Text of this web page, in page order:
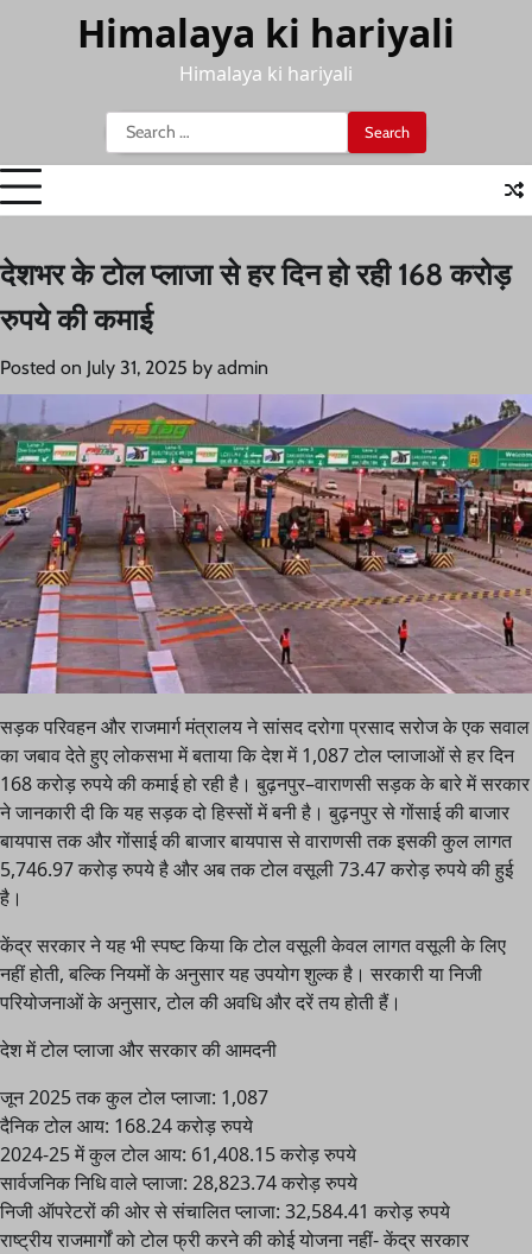
Himalaya ki hariyali
Himalaya ki hariyali
Search
for:
देशभर के टोल प्लाजा से हर दिन हो रही 168 करोड़
रुपये की कमाई
Posted on July 31, 2025 by admin
सड़क परिवहन और राजमार्ग मंत्रालय ने सांसद दरोगा प्रसाद सरोज के एक सवाल
का जबाव देते हुए लोकसभा में बताया कि देश में 1,087 टोल प्लाजाओं से हर दिन
168 करोड़ रुपये की कमाई हो रही है। बुढ़नपुर–वाराणसी सड़क के बारे में सरकार
ने जानकारी दी कि यह सड़क दो हिस्सों में बनी है। बुढ़नपुर से गोंसाई की बाजार
बायपास तक और गोंसाई की बाजार बायपास से वाराणसी तक इसकी कुल लागत
5,746.97 करोड़ रुपये है और अब तक टोल वसूली 73.47 करोड़ रुपये की हुई
है।
केंद्र सरकार ने यह भी स्पष्ट किया कि टोल वसूली केवल लागत वसूली के लिए
नहीं होती, बल्कि नियमों के अनुसार यह उपयोग शुल्क है। सरकारी या निजी
परियोजनाओं के अनुसार, टोल की अवधि और दरें तय होती हैं।
देश में टोल प्लाजा और सरकार की आमदनी
जून 2025 तक कुल टोल प्लाजा: 1,087
दैनिक टोल आय: 168.24 करोड़ रुपये
2024-25 में कुल टोल आय: 61,408.15 करोड़ रुपये
सार्वजनिक निधि वाले प्लाजा: 28,823.74 करोड़ रुपये
निजी ऑपरेटरों की ओर से संचालित प्लाजा: 32,584.41 करोड़ रुपये
राष्ट्रीय राजमार्गों को टोल फ्री करने की कोई योजना नहीं- केंद्र सरकार